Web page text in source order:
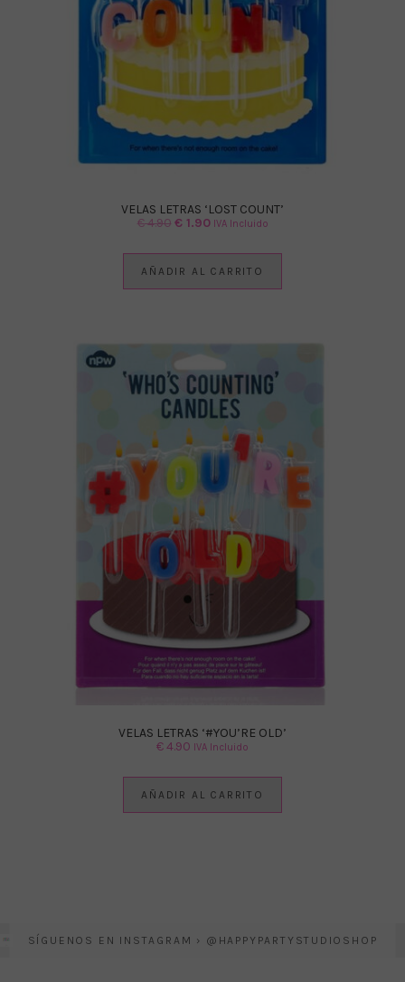
VELAS LETRAS ‘LOST COUNT’
€4.90 El
€1.90ElIVA Incluido
AÑADIR AL CARRITO
VELAS LETRAS ‘#YOU’RE OLD’
€4.90 IVA Incluido
AÑADIR AL CARRITO
SÍGUENOS EN INSTAGRAM › @HAPPYPARTYSTUDIOSHOP